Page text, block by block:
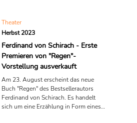
Theater
Herbst 2023
Ferdinand von Schirach - Erste
Premieren von "Regen"-
Vorstellung ausverkauft
Am 23. August erscheint das neue
Buch "Regen" des Bestsellerautors
Ferdinand von Schirach. Es handelt
sich um eine Erzählung in Form eines